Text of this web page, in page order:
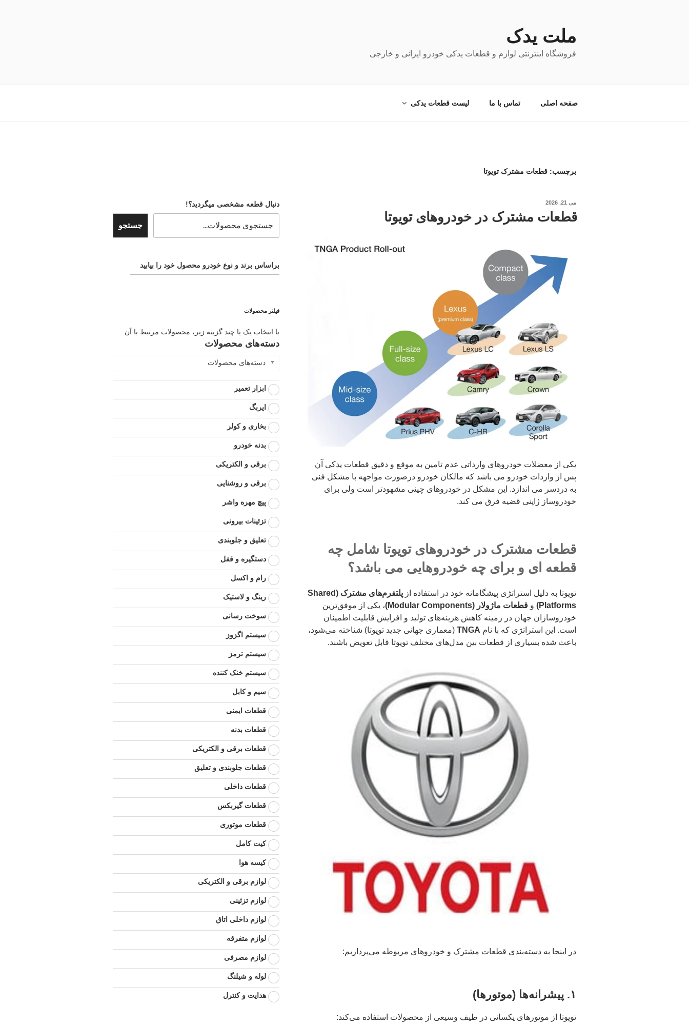
ملت یدک
فروشگاه اینترنتی لوازم و قطعات یدکی خودرو ایرانی و خارجی
صفحه اصلی تماس با ما لیست قطعات یدکی
برچسب: قطعات مشترک تویوتا
نوشته‌شده
می 21, 2026
قطعات مشترک در خودروهای تویوتا
یکی از معضلات خودروهای وارداتی عدم تامین به موقع و دقیق قطعات یدکی آن
پس از واردات خودرو می باشد که مالکان خودرو درصورت مواجهه با مشکل فنی
به دردسر می اندازد. این مشکل در خودروهای چینی مشهودتر است ولی برای
خودروساز ژاپنی قضیه فرق می کند.
قطعات مشترک در خودروهای تویوتا شامل چه
قطعه ای و برای چه خودروهایی می باشد؟
تویوتا به دلیل استراتژی پیشگامانه خود در استفاده از
پلتفرم‌های مشترک (Shared
Platforms)
و قطعات ماژولار (Modular Components)
، یکی از موفق‌ترین
خودروسازان جهان در زمینه کاهش هزینه‌های تولید و افزایش قابلیت اطمینان
است. این استراتژی که با نام TNGA (معماری جهانی جدید تویوتا) شناخته می‌شود،
باعث شده بسیاری از قطعات بین مدل‌های مختلف تویوتا قابل تعویض باشند.
در اینجا به دسته‌بندی قطعات مشترک و خودروهای مربوطه می‌پردازیم:
۱. پیشرانه‌ها (موتورها)
تویوتا از موتورهای یکسانی در طیف وسیعی از محصولات استفاده می‌کند:
دنبال قطعه مشخصی میگردید؟!
جستجو
براساس برند و نوع خودرو محصول خود را بیابید
فیلتر محصولات
با انتخاب یک یا چند گزینه زیر، محصولات مرتبط با آن
دسته‌های محصولات
دسته‌های محصولات
ابزار تعمیر
ایربگ
بخاری و کولر
بدنه خودرو
برقی و الکتریکی
برقی و روشنایی
پیچ مهره واشر
تزئینات بیرونی
تعلیق و جلوبندی
دستگیره و قفل
رام و اکسل
رینگ و لاستیک
سوخت رسانی
سیستم اگزوز
سیستم ترمز
سیستم خنک کننده
سیم و کابل
قطعات ایمنی
قطعات بدنه
قطعات برقی و الکتریکی
قطعات جلوبندی و تعلیق
قطعات داخلی
قطعات گیربکس
قطعات موتوری
کیت کامل
کیسه هوا
لوازم برقی و الکتریکی
لوازم تزئینی
لوازم داخلی اتاق
لوازم متفرقه
لوازم مصرفی
لوله و شیلنگ
هدایت و کنترل